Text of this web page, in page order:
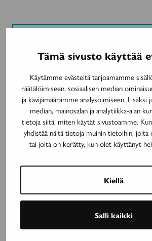
Tämä sivusto käyttää
Käytämme evästeitä tarjoamamme
räätälöimiseen, sosiaalisen median
ja kävijämäärämme analysoimiseen. Lisäksi
median, mainosalan ja analytiikka-alan
tietoja siitä, miten käytät sivustoamme.
yhdistää näitä tietoja muihin tietoihin, joita
tai joita on kerätty, kun olet käyttänyt
Kiellä
Salli kaikki
MS-tauti. Käypä hoito -suositus.
Lääkäriseuran Duodecimin ja
Neurologinen Yhdistys ry:n
Helsinki: Suomalainen
2019 (viitattu pp.kk.vvvv).
internetissä:kaypahoito.fi
Cohen JA et al.
Autologous Hematopoietic Cell
Treatment-Refractory Relapsing
Sclerosis: Position Statement
Marrow Transplantation.Biol